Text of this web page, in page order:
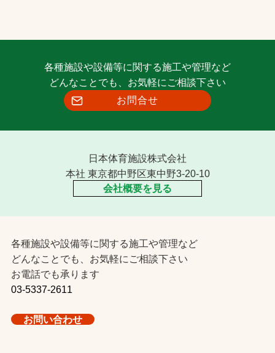
各種施設や設備等に関する施工や管理など
どんなことでも、お気軽にご相談下さい
お問合せ
日本体育施設株式会社
本社 東京都中野区東中野3-20-10
会社概要を見る
各種施設や設備等に関する施工や管理など
どんなことでも、お気軽にご相談下さい
お電話でも承ります
03-5337-2611
お問い合わせ